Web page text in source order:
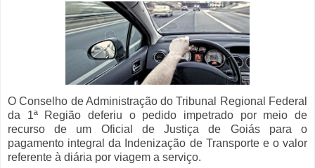
O Conselho de Administração do Tribunal Regional Federal
da 1ª Região deferiu o pedido impetrado por meio de
recurso de um Oficial de Justiça de Goiás para o
pagamento integral da Indenização de Transporte e o valor
referente à diária por viagem a serviço.